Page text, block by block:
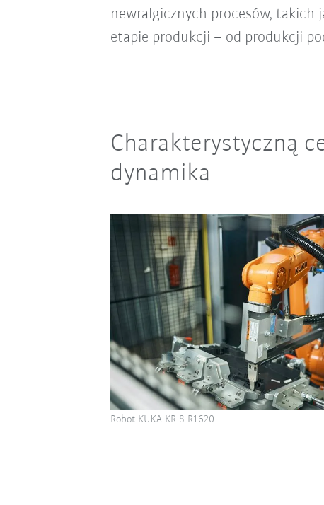
newralgicznych procesów, takich
etapie produkcji – od produkcji
Charakterystyczną
dynamika
Robot KUKA KR 8 R1620